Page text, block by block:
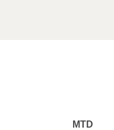
MTD